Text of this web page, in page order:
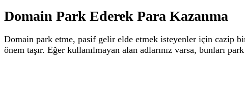
Domain Park Ederek Para Kazanma
Domain park etme, pasif gelir elde etmek isteyenler için cazip
önem taşır. Eğer kullanılmayan alan adlarınız varsa, bunları